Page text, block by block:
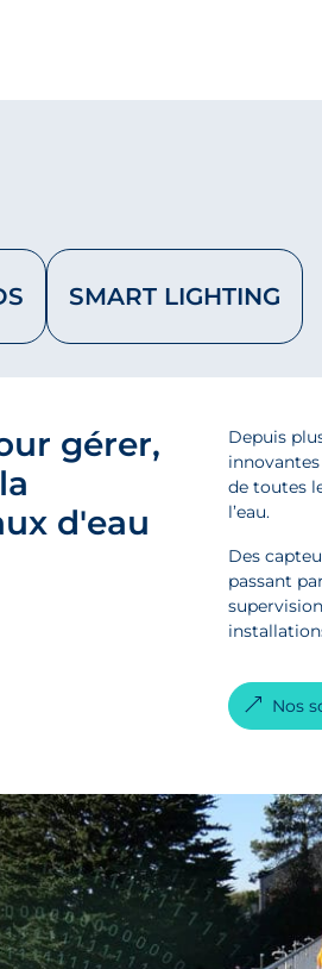
SMART LIGHTING
gérer,
d'eau
Depuis
de toutes
l’eau.
Des
passant
Nos